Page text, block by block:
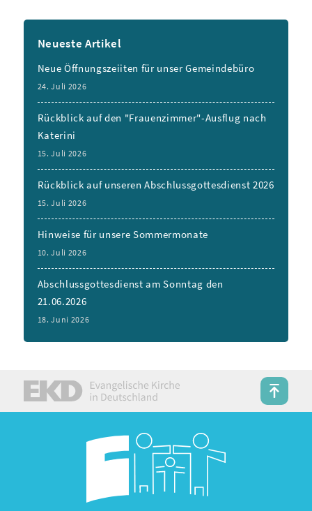
Neueste Artikel
Neue Öffnungszeiiten für unser Gemeindebüro
24. Juli 2026
Rückblick auf den "Frauenzimmer"-Ausflug nach
Katerini
15. Juli 2026
Rückblick auf unseren Abschlussgottesdienst 2026
15. Juli 2026
Hinweise für unsere Sommermonate
10. Juli 2026
Abschlussgottesdienst am Sonntag den
21.06.2026
18. Juni 2026